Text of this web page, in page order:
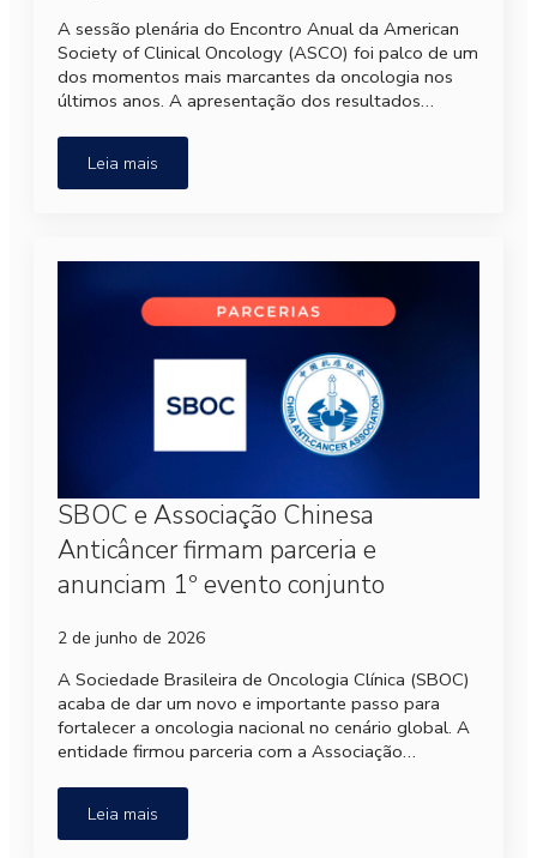
A sessão plenária do Encontro Anual da American
Society of Clinical Oncology (ASCO) foi palco de um
dos momentos mais marcantes da oncologia nos
últimos anos. A apresentação dos resultados…
Leia mais
SBOC e Associação Chinesa
Anticâncer firmam parceria e
anunciam 1º evento conjunto
2 de junho de 2026
A Sociedade Brasileira de Oncologia Clínica (SBOC)
acaba de dar um novo e importante passo para
fortalecer a oncologia nacional no cenário global. A
entidade firmou parceria com a Associação…
Leia mais